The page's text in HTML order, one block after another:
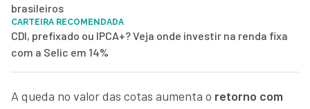
brasileiros
CARTEIRA RECOMENDADA
CDI, prefixado ou IPCA+? Veja onde investir na renda fixa
com a Selic em 14%
A queda no valor das cotas aumenta o retorno com